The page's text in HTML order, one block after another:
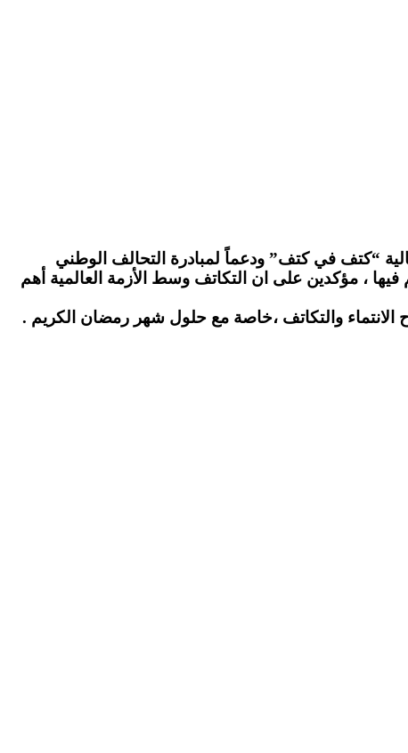
في كتف” ودعماً لمبادرة التحالف الوطني
، مؤكدين على ان التكاتف وسط الأزمة العالمية أهم
والتكاتف ،خاصة مع حلول شهر رمضان الكريم .